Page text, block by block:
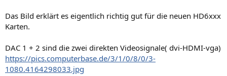
Das Bild erklärt es eigentlich richtig gut für die neuen HD6xxx
Karten.
DAC 1 + 2 sind die zwei direkten Videosignale( dvi-HDMI-vga)
https://pics.computerbase.de/3/1/0/8/0/3-
1080.4164298033.jpg